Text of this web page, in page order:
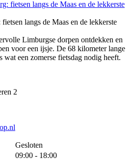
langs de Maas en de lekkerste
Limburgse dorpen ontdekken en
voor een ijsje. De 68 kilometer lange
wat een zomerse fietsdag nodig heeft.
2
Gesloten
09:00 - 18:00